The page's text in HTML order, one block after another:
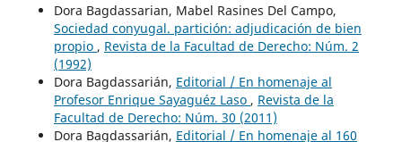
Dora Bagdassarian, Mabel Rasines Del Campo,
Sociedad conyugal. partición: adjudicación de bien
propio , Revista de la Facultad de Derecho: Núm. 2
(1992)
Dora Bagdassarián, Editorial / En homenaje al
Profesor Enrique Sayaguéz Laso , Revista de la
Facultad de Derecho: Núm. 30 (2011)
Dora Bagdassarián, Editorial / En homenaje al 160